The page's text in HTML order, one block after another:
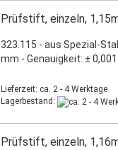
Prüfstift, einzeln,
323.115 - aus Spezial-
mm - Genauigkeit: ±
Lieferzeit: ca. 2 - 4 Werktage
Lagerbestand:
Prüfstift, einzeln,